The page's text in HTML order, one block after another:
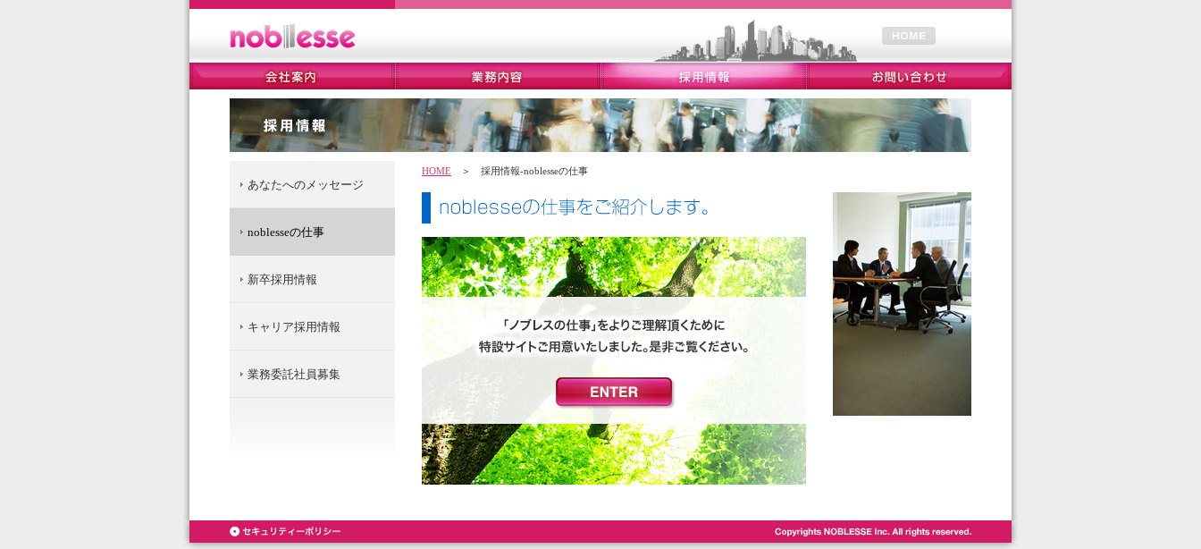
HOME ＞ 採用情報-noblesseの仕事
あなたへのメッセージ
noblesseの仕事
新卒採用情報
キャリア採用情報
業務委託社員募集